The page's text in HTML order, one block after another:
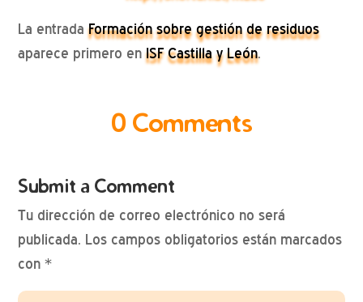
La entradaFormación sobre gestión de residuos
aparece primero enISF Castilla y León.
0 Comments
Submit a Comment
Tu dirección de correo electrónico no será
publicada. Los campos obligatorios están marcados
con*